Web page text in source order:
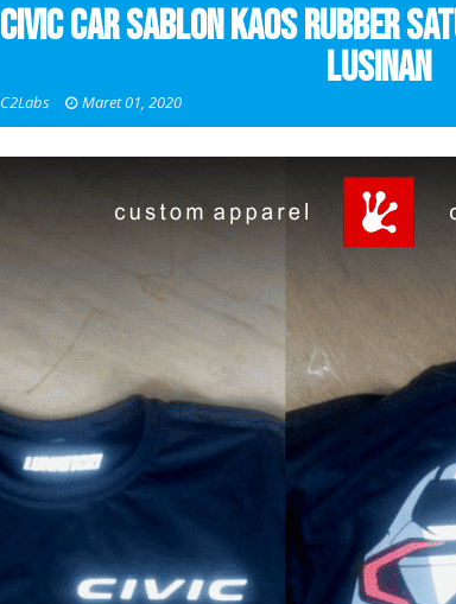
Civic Car Sablon Kaos Rubber
Lusinan
C2Labs Maret 01, 2020